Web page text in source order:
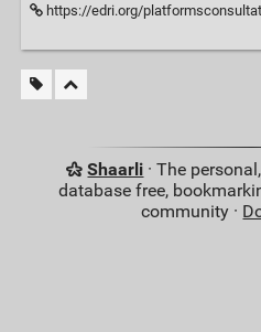
https://edri.org/
Shaarli · The
database free,
community ·